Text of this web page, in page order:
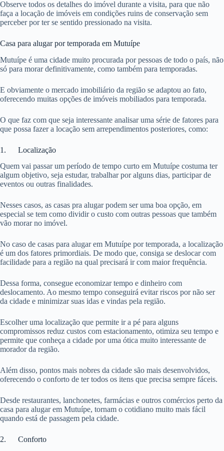
Observe todos os detalhes do imóvel durante a visita, para que não
faça a locação de imóveis em condições ruins de conservação sem
perceber por ter se sentido pressionado na visita.
Casa para alugar por temporada em Mutuípe
Mutuípe é uma cidade muito procurada por pessoas de todo o país, não
só para morar definitivamente, como também para temporadas.
E obviamente o mercado imobiliário da região se adaptou ao fato,
oferecendo muitas opções de imóveis mobiliados para temporada.
O que faz com que seja interessante analisar uma série de fatores para
que possa fazer a locação sem arrependimentos posteriores, como:
1. Localização
Quem vai passar um período de tempo curto em Mutuípe costuma ter
algum objetivo, seja estudar, trabalhar por alguns dias, participar de
eventos ou outras finalidades.
Nesses casos, as casas pra alugar podem ser uma boa opção, em
especial se tem como dividir o custo com outras pessoas que também
vão morar no imóvel.
No caso de casas para alugar em Mutuípe por temporada, a localização
é um dos fatores primordiais. De modo que, consiga se deslocar com
facilidade para a região na qual precisará ir com maior frequência.
Dessa forma, consegue economizar tempo e dinheiro com
deslocamento. Ao mesmo tempo conseguirá evitar riscos por não ser
da cidade e minimizar suas idas e vindas pela região.
Escolher uma localização que permite ir a pé para alguns
compromissos reduz custos com estacionamento, otimiza seu tempo e
permite que conheça a cidade por uma ótica muito interessante de
morador da região.
Além disso, pontos mais nobres da cidade são mais desenvolvidos,
oferecendo o conforto de ter todos os itens que precisa sempre fáceis.
Desde restaurantes, lanchonetes, farmácias e outros comércios perto da
casa para alugar em Mutuípe, tornam o cotidiano muito mais fácil
quando está de passagem pela cidade.
2. Conforto